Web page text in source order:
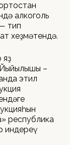
алкоголь
тип
хеҙмәтендә.
яҙ
–
этил
республика
индереү